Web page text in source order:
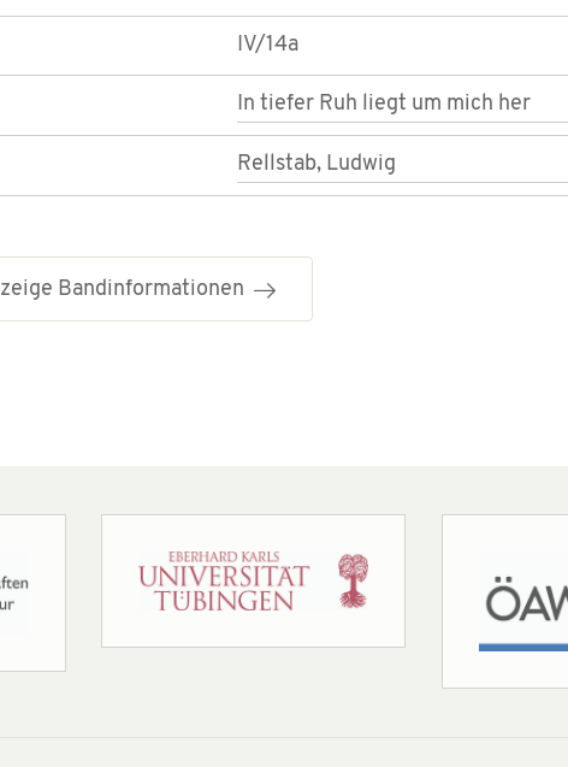
IV/14a
In tiefer Ruh liegt um mich her
Rellstab, Ludwig
zeige Bandinformationen